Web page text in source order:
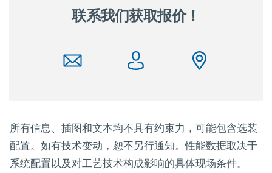
联系我们获取报价！
所有信息、插图和文本均不具有约束力，可能包含选装
配置。如有技术变动，恕不另行通知。性能数据取决于
系统配置以及对工艺技术构成影响的具体现场条件。